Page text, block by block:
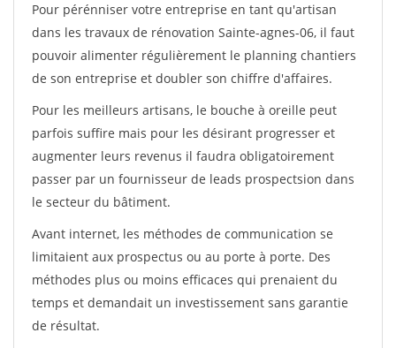
Pour pérénniser votre entreprise en tant qu'artisan
dans les travaux de rénovation Sainte-agnes-06, il faut
pouvoir alimenter régulièrement le planning chantiers
de son entreprise et doubler son chiffre d'affaires.
Pour les meilleurs artisans, le bouche à oreille peut
parfois suffire mais pour les désirant progresser et
augmenter leurs revenus il faudra obligatoirement
passer par un fournisseur de leads prospectsion dans
le secteur du bâtiment.
Avant internet, les méthodes de communication se
limitaient aux prospectus ou au porte à porte. Des
méthodes plus ou moins efficaces qui prenaient du
temps et demandait un investissement sans garantie
de résultat.